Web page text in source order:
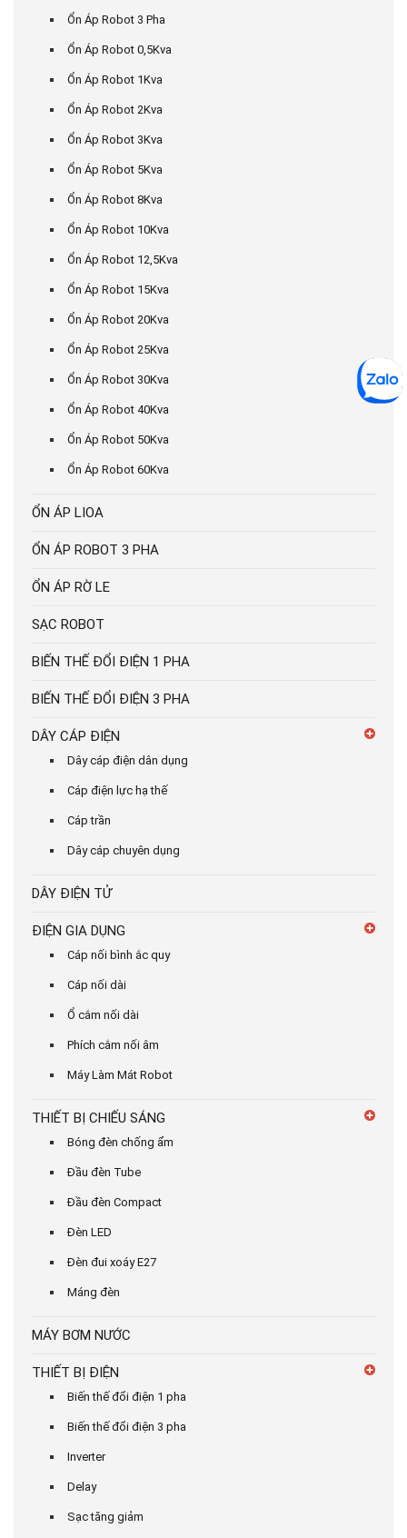
Ổn Áp Robot 3 Pha
Ổn Áp Robot 0,5Kva
Ổn Áp Robot 1Kva
Ổn Áp Robot 2Kva
Ổn Áp Robot 3Kva
Ổn Áp Robot 5Kva
Ổn Áp Robot 8Kva
Ổn Áp Robot 10Kva
Ổn Áp Robot 12,5Kva
Ổn Áp Robot 15Kva
Ổn Áp Robot 20Kva
Ổn Áp Robot 25Kva
Ổn Áp Robot 30Kva
Ổn Áp Robot 40Kva
Ổn Áp Robot 50Kva
Ổn Áp Robot 60Kva
ỔN ÁP LIOA
ỔN ÁP ROBOT 3 PHA
ỔN ÁP RỜ LE
SẠC ROBOT
BIẾN THẾ ĐỔI ĐIỆN 1 PHA
BIẾN THẾ ĐỔI ĐIỆN 3 PHA
DÂY CÁP ĐIỆN
Dây cáp điện dân dụng
Cáp điện lực hạ thế
Cáp trần
Dây cáp chuyên dụng
DÂY ĐIỆN TỬ
ĐIỆN GIA DỤNG
Cáp nối bình ắc quy
Cáp nối dài
Ổ cắm nối dài
Phích cắm nối âm
Máy Làm Mát Robot
THIẾT BỊ CHIẾU SÁNG
Bóng đèn chống ẩm
Đầu đèn Tube
Đầu đèn Compact
Đèn LED
Đèn đui xoáy E27
Máng đèn
MÁY BƠM NƯỚC
THIẾT BỊ ĐIỆN
Biến thế đổi điện 1 pha
Biến thế đổi điện 3 pha
Inverter
Delay
Sạc tăng giảm